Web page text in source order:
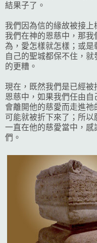
結果子了。
我們因為信的緣故被接
我們在神的恩慈中，那
為，愛怎樣就怎樣；或
自己的聖城都保不住，
的更糟。
現在，既然我們是已經
恩慈中，如果我們任由
會離開他的慈愛而走進
可能就被折下來了；所
一直在他的慈愛當中，
們。